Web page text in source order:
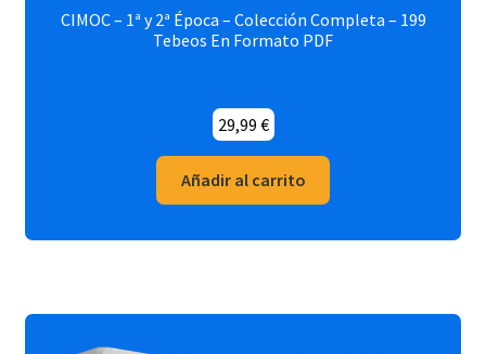
CIMOC – 1ª y 2ª Época – Colección Completa – 199
Tebeos En Formato PDF
29,99 €
Añadir al carrito